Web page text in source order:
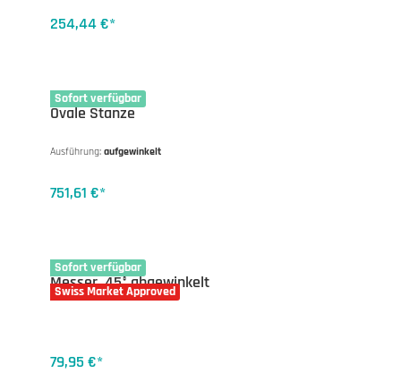
254,44 €*
Sofort verfügbar
17-3062
Ovale Stanze
Ausführung: aufgewinkelt
751,61 €*
Sofort verfügbar
Swiss Market Approved
17-1805
Messer, 45° abgewinkelt
79,95 €*